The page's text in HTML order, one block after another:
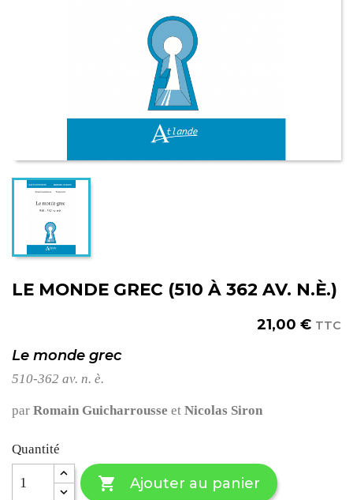
LE MONDE GREC (510 À 362 AV. N.È.)
21,00 € TTC
Le monde grec
510-362 av. n. è.
par Romain Guicharrousse et Nicolas Siron
Quantité
 Ajouter au panier